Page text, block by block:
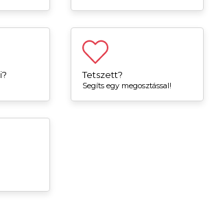
Tetszett?
Segíts egy megosztással!